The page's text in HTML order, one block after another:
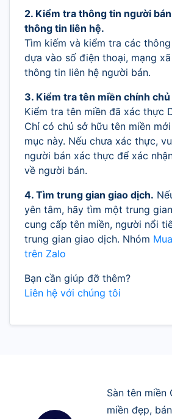
2. Kiểm tra thông tin người
thông tin liên hệ.
Tìm kiếm và kiểm tra các
dựa vào số điện thoại, mạng
thông tin liên hệ người bán.
3. Kiểm tra tên miền chính chủ
Kiểm tra tên miền đã xác thực
Chỉ có chủ sở hữu tên miền
mục này. Nếu chưa xác thực,
người bán xác thực để xác
về người bán.
4. Tìm trung gian giao dịch.
yên tâm, hãy tìm một trung
cung cấp tên miền, người nổi
trung gian giao dịch. Nhóm
trên Zalo
Bạn cần giúp đỡ thêm?
Liên hệ với chúng tôi
Sàn tên miền
miền đẹp,